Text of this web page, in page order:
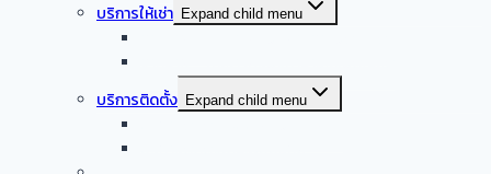
บริการให้เช่า Expand child menu
บริการติดตั้ง Expand child menu